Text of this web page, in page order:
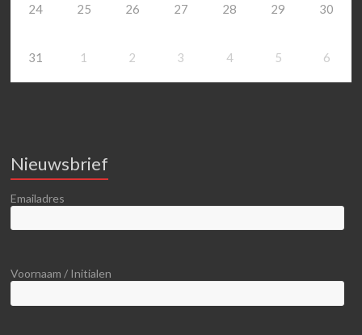
24 25 26 27 28 29 30
31 1 2 3 4 5 6
Nieuwsbrief
Emailadres
Voornaam / Initialen